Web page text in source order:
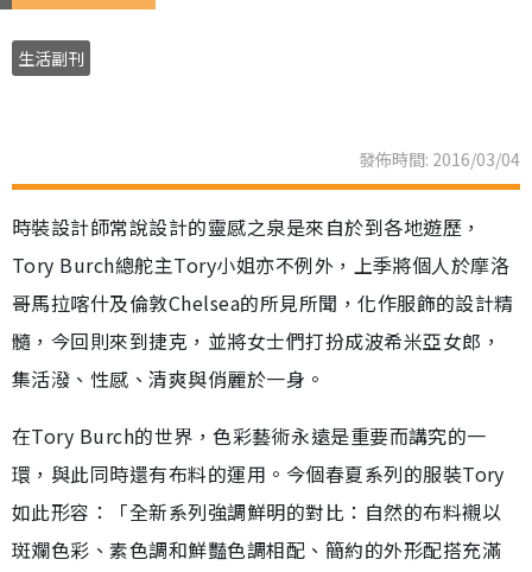
生活副刊
發佈時間: 2016/03/04
時裝設計師常說設計的靈感之泉是來自於到各地遊歷，
Tory Burch總舵主Tory小姐亦不例外，上季將個人於摩洛
哥馬拉喀什及倫敦Chelsea的所見所聞，化作服飾的設計精
髓，今回則來到捷克，並將女士們打扮成波希米亞女郎，
集活潑、性感、清爽與俏麗於一身。
在Tory Burch的世界，色彩藝術永遠是重要而講究的一
環，與此同時還有布料的運用。今個春夏系列的服裝Tory
如此形容：「全新系列強調鮮明的對比：自然的布料襯以
斑斕色彩、素色調和鮮豔色調相配、簡約的外形配搭充滿